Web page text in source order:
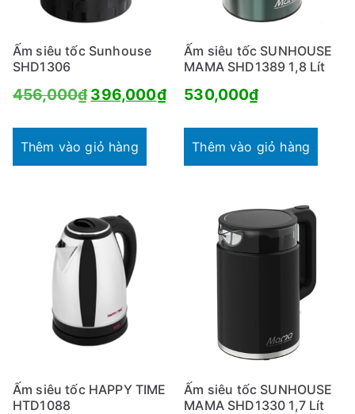
Ấm siêu tốc Sunhouse
SHD1306
456,000₫Giá
là:
396,000₫Giá
Thêm vào giỏ hàng
Ấm siêu tốc SUNHOUSE
MAMA SHD1389 1,8 Lít
530,000₫
Thêm vào giỏ hàng
Ấm siêu tốc HAPPY TIME
HTD1088
Ấm siêu tốc SUNHOUSE
MAMA SHD1330 1,7 Lít